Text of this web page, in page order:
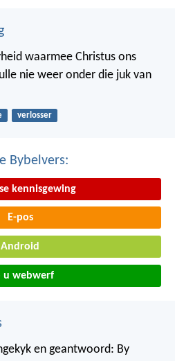
waarmee Christus ons
nie weer onder die juk van
verlosser
Bybelvers:
kennisgewing
E-pos
Android
u webwerf
en geantwoord: By